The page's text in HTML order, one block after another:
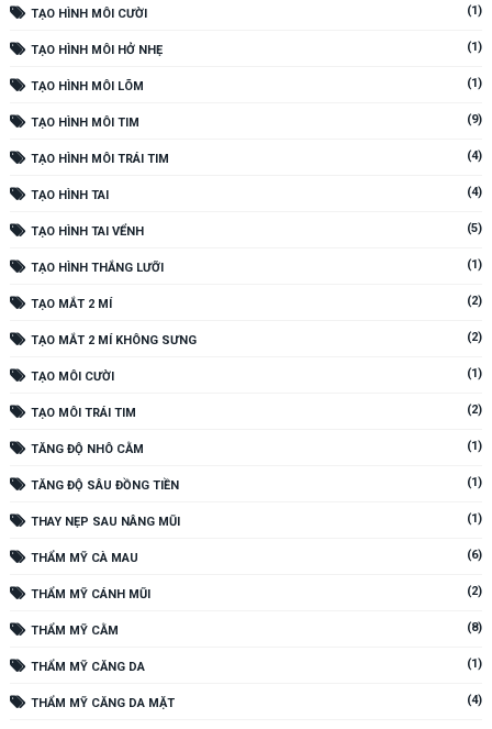
TẠO HÌNH MÔI CƯỜI (1)
TẠO HÌNH MÔI HỞ NHẸ (1)
TẠO HÌNH MÔI LÕM (1)
TẠO HÌNH MÔI TIM (9)
TẠO HÌNH MÔI TRÁI TIM (4)
TẠO HÌNH TAI (4)
TẠO HÌNH TAI VỂNH (5)
TẠO HÌNH THẮNG LƯỠI (1)
TẠO MẮT 2 MÍ (2)
TẠO MẮT 2 MÍ KHÔNG SƯNG (2)
TẠO MÔI CƯỜI (1)
TẠO MÔI TRÁI TIM (2)
TĂNG ĐỘ NHÔ CẰM (1)
TĂNG ĐỘ SÂU ĐỒNG TIỀN (1)
THAY NẸP SAU NÂNG MŨI (1)
THẨM MỸ CÀ MAU (6)
THẨM MỸ CÁNH MŨI (2)
THẨM MỸ CẰM (8)
THẨM MỸ CĂNG DA (1)
THẨM MỸ CĂNG DA MẶT (4)